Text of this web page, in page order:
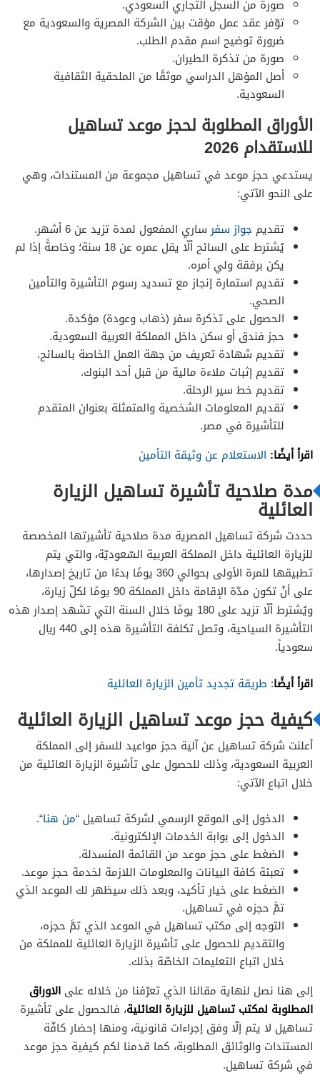
صورة من السجل التجاري السعودي.
توّفر عقد عمل مؤقت بين الشركة المصرية والسعودية مع
ضرورة توضيح اسم مقدم الطلب.
صورة من تذكرة الطيران.
أصل المؤهل الدراسي موثقًا من الملحقية الثقافية
السعودية.
الأوراق المطلوبة لحجز موعد تساهيل
للاستقدام 2026
يستدعي حجز موعد في تساهيل مجموعة من المستندات، وهي
على النحو الآتي:
تقديم جواز سفرساري المفعول لمدة تزيد عن 6 أشهر.
يُشترط على السائح ألّا يقل عمره عن 18 سنة؛ وخاصةً إذا لم
يكن برفقة ولي أمره.
تقديم استمارة إنجاز مع تسديد رسوم التأشيرة والتأمين
الصحي.
الحصول على تذكرة سفر (ذهاب وعودة) مؤكدة.
حجز فندق أو سكن داخل المملكة العربية السعودية.
تقديم شهادة تعريف من جهة العمل الخاصة بالسائح.
تقديم إثبات ملاءة مالية من قبل أحد البنوك.
تقديم خط سير الرحلة.
تقديم المعلومات الشخصية والمتمثلة بعنوان المتقدم
للتأشيرة في مصر.
اقرأ أيضًا: الاستعلام عن وثيقة التأمين
مدة صلاحية تأشيرة تساهيل الزيارة
العائلية
حددت شركة تساهيل المصرية مدة صلاحية تأشيرتها المخصصة
للزيارة العائلية داخل المملكة العربية السّعوديّة، والتي يتم
تطبيقها للمرة الأولى بحوالي 360 يومًا بدءًا من تاريخ إصدارها،
على أنْ تكون مدّة الإقامة داخل المملكة 90 يومًا لكلّ زيارة،
ويُشترط ألّا تزيد على 180 يومًا خلال السنة التي تشهد إصدار هذه
التأشيرة السياحية، وتصل تكلفة التأشيرة هذه إلى 440 ريال
سعودياً.
اقرأ أيضًا: طريقة تجديد تأمين الزيارة العائلية
كيفية حجز موعد تساهيل الزيارة العائلية
أعلنت شركة تساهيل عن آلية حجز مواعيد للسفر إلى المملكة
العربية السعودية، وذلك للحصول على تأشيرة الزيارة العائلية من
خلال اتباع الآتي:
الدخول إلى الموقع الرسمي لشركة تساهيل “من هنا“.
الدخول إلى بوابة الخدمات الإلكترونية.
الضغط على حجز موعد من القائمة المنسدلة.
تعبئة كافة البيانات والمعلومات اللازمة لخدمة حجز موعد.
الضغط على خيار تأكيد، وبعد ذلك سيظهر لك الموعد الذي
تمَّ حجزه في تساهيل.
التوجه إلى مكتب تساهيل في الموعد الذي تمَّ حجزه،
والتقديم للحصول على تأشيرة الزيارة العائلية للمملكة من
خلال اتباع التعليمات الخاصّة بذلك.
إلى هنا نصل لنهاية مقالنا الذي تعرّفنا من خلاله على الاوراق
المطلوبة لمكتب تساهيل للزيارة العائلية، فالحصول على تأشيرة
تساهيل لا يتم إلّا وفق إجراءات قانونية، ومنها إحضار كافّة
المستندات والوثائق المطلوبة، كما قدمنا لكم كيفية حجز موعد
في شركة تساهيل.